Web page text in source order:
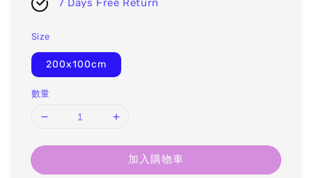
7 Days Free Return
Size
200x100cm
數量
加入購物車